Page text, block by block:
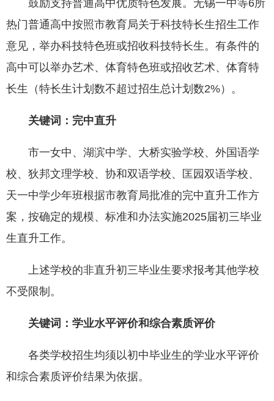
鼓励支持普通高中优质特色发展。无锡一中等6所
热门普通高中按照市教育局关于科技特长生招生工作
意见，举办科技特色班或招收科技特长生。有条件的
高中可以举办艺术、体育特色班或招收艺术、体育特
长生（特长生计划数不超过招生总计划数2%）。
关键词：完中直升
市一女中、湖滨中学、大桥实验学校、外国语学
校、狄邦文理学校、协和双语学校、匡园双语学校、
天一中学少年班根据市教育局批准的完中直升工作方
案，按确定的规模、标准和办法实施2025届初三毕业
生直升工作。
上述学校的非直升初三毕业生要求报考其他学校
不受限制。
关键词：学业水平评价和综合素质评价
各类学校招生均须以初中毕业生的学业水平评价
和综合素质评价结果为依据。